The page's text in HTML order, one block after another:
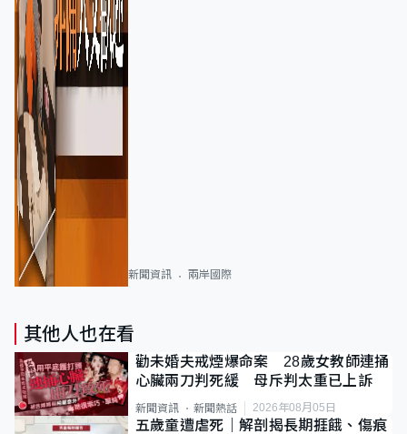
新聞資訊 兩岸國際
其他人也在看
勸未婚夫戒煙爆命案 28歲女教師連捅
心臟兩刀判死緩 母斥判太重已上訴
新聞資訊 新聞熱話 2026年08月05日
五歲童遭虐死｜解剖揭長期捱餓、傷痕